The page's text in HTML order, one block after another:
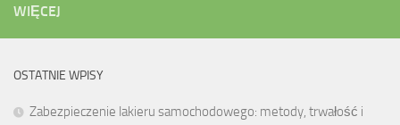
WIĘCEJ
OSTATNIE WPISY
Zabezpieczenie lakieru samochodowego: metody, trwałość i